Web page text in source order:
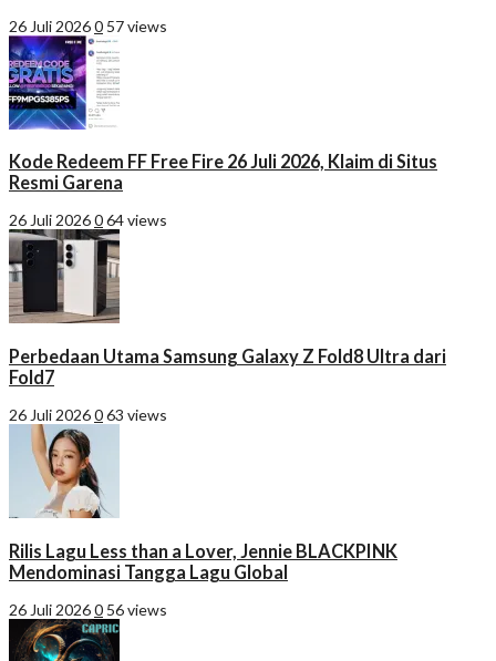
26 Juli 20260 57 views
Kode Redeem FF Free Fire 26 Juli 2026, Klaim di Situs
Resmi Garena
26 Juli 2026064 views
Perbedaan Utama Samsung Galaxy Z Fold8 Ultra dari
Fold7
26 Juli 2026063 views
Rilis Lagu Less than a Lover, Jennie BLACKPINK
Mendominasi Tangga Lagu Global
26 Juli 20260 56 views